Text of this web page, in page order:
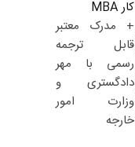
کار MBA
+ مدرک معتبر
قابل ترجمه
رسمی با مهر
دادگستری و
وزارت امور
خارجه